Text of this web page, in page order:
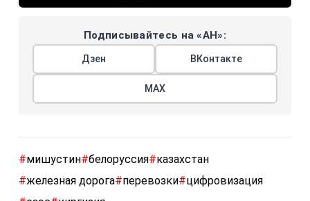
Подписывайтесь на «АН»:
Дзен ВКонтакте
МАХ
#мишустин#белоруссия#казахстан
#железная дорога#перевозки#цифровизация